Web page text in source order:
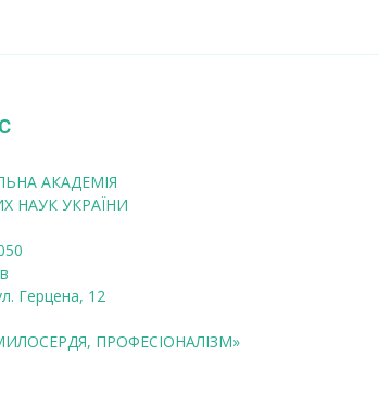
АКАДЕМІЯ
НАУК УКРАЇНИ
Герцена, 12
ПРОФЕСІОНАЛІЗМ»